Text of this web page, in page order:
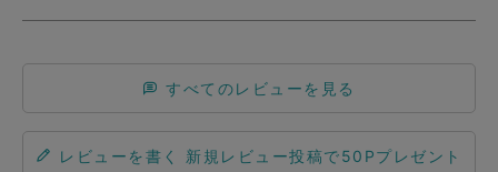
すべてのレビューを見る
レビューを書く